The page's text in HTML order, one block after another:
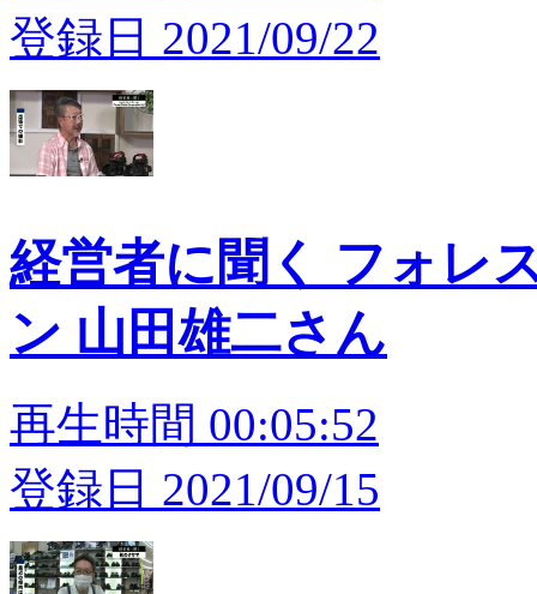
登録日 2021/09/22
経営者に聞く フォレ
ン 山田雄二さん
再生時間 00:05:52
登録日 2021/09/15